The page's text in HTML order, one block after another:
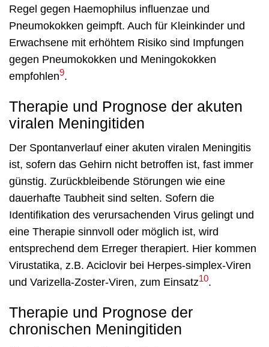
Regel gegen Haemophilus influenzae und
Pneumokokken geimpft. Auch für Kleinkinder und
Erwachsene mit erhöhtem Risiko sind Impfungen
gegen Pneumokokken und Meningokokken
empfohlen9.
Therapie und Prognose der akuten
viralen Meningitiden
Der Spontanverlauf einer akuten viralen Meningitis
ist, sofern das Gehirn nicht betroffen ist, fast immer
günstig. Zurückbleibende Störungen wie eine
dauerhafte Taubheit sind selten. Sofern die
Identifikation des verursachenden Virus gelingt und
eine Therapie sinnvoll oder möglich ist, wird
entsprechend dem Erreger therapiert. Hier kommen
Virustatika, z.B. Aciclovir bei Herpes-simplex-Viren
und Varizella-Zoster-Viren, zum Einsatz10.
Therapie und Prognose der
chronischen Meningitiden